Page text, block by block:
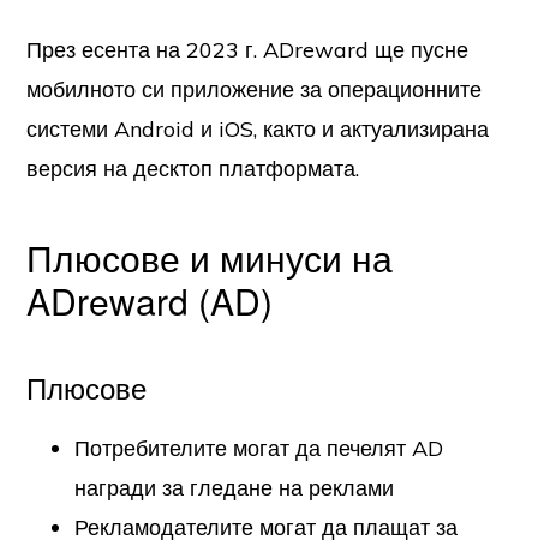
През есента на 2023 г. ADreward ще пусне
мобилното си приложение за операционните
системи Android и iOS, както и актуализирана
версия на десктоп платформата.
Плюсове и минуси на
ADreward (AD)
Плюсове
Потребителите могат да печелят AD
награди за гледане на реклами
Рекламодателите могат да плащат за